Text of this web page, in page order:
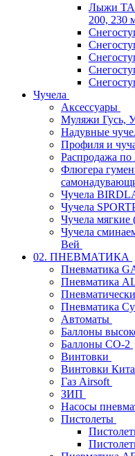
Лыжи
200,
Чучела
Аксессуары
Муляжи Гусь,
Надувные
Профиля и
Распродажа
Флюгера
Чучела
Чучела
Чучела мягкие
Чучела
Вей
02. ПНЕВМАТИКА
Пневматика
Пневматика
Пневматика
Автоматы
Баллоны
Баллоны СО-2
Винтовки
Винтовки
Газ Airsoft
ЗИП
Насосы
Пистолеты